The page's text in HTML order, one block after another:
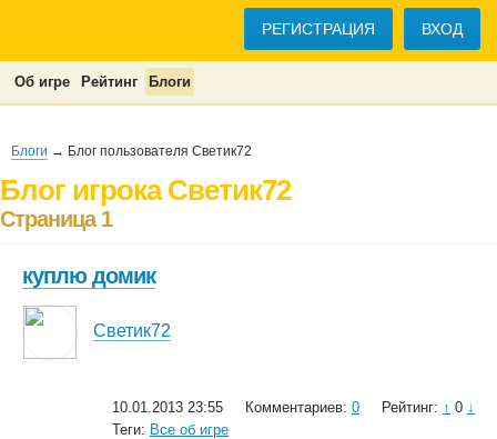
РЕГИСТРАЦИЯ ВХОД
Об игре Рейтинг Блоги
Блоги → Блог пользователя Светик72
Блог игрока Светик72
Страница 1
куплю домик
Светик72
10.01.2013 23:55 Комментариев: 0 Рейтинг: ↑ 0 ↓
Теги: Все об игре